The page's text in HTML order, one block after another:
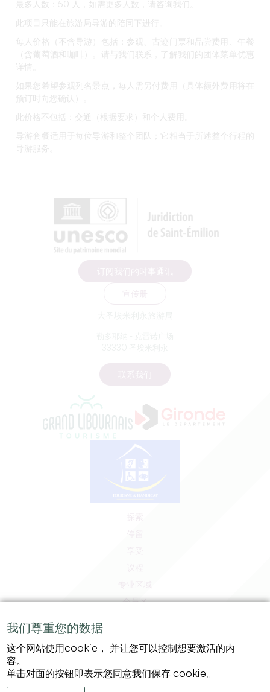
最多人数：50 人，如需更多人数，请咨询我们。
此项目只能在旅游局导游的陪同下进行。
每人价格（不含导游）包括
：参观、古迹门票和品尝费用、午餐
（含葡萄酒和咖啡）。请与我们联系，了解我们的团体菜单优惠
如果您希望参观列名景点，每人需另付费用（具体额外费用将在
预订时向您确认）。
此价格不包括 ：交通（根据要求）和个人费用。
导游套餐适用于每位导游和整个团队
；它相当于所述整个行程的
导游服务。
会员区
法律信息
隐私政策
我们尊重您的数据
这个网站使用cookie， 并让您可以控制想要激活的内
容。
单击对面的按钮即表示您同意我们保存 cookie。